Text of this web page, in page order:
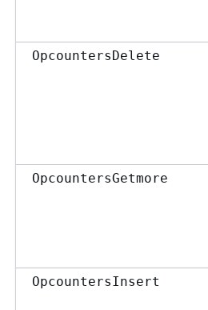
OpcountersDelete
OpcountersGetmore
OpcountersInsert